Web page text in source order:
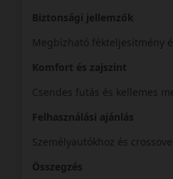
Biztonsági jellemzők
Megbízható fékteljesítmény
Komfort és zajszint
Csendes futás és kellemes
Felhasználási ajánlás
Személyautókhoz és
Összegzés